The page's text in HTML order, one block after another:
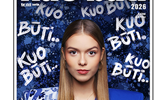
Laba diena, taip, galite susisiekti su mumis šiais
kontaktais:
https://www.kvk.lt/stojantiesiems/priemimas-i-
studijas/
KVK
Konsultuoja Utenos kolegija
Sveiki, kada reikėtu kreiptis del užskaitymu
dalykų iš pabaigtos kolegijos/profesines
mokyklos ? Ir kur reikia kreiptis? Ačiū